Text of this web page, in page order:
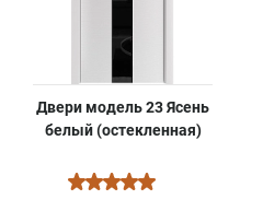
Двери модель 23 Ясень
белый (остекленная)